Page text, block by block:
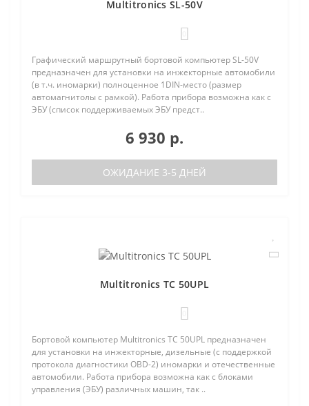
Multitronics SL-50V
Графический маршрутный бортовой компьютер SL-50V
предназначен для установки на инжекторные автомобили
(в т.ч. иномарки) полноценное 1DIN-место (размер
автомагнитолы с рамкой). Работа прибора возможна как с
ЭБУ (список поддерживаемых ЭБУ предст..
6 930 р.
ОЖИДАНИЕ 3-5 ДНЕЙ
Multitronics TC 50UPL
Бортовой компьютер Multitronics TC 50UPL предназначен
для установки на инжекторные, дизельные (с поддержкой
протокола диагностики OBD-2) иномарки и отечественные
автомобили. Работа прибора возможна как с блоками
управления (ЭБУ) различных машин, так ..